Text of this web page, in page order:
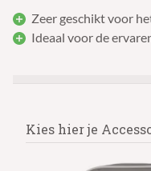
Zeer geschikt voor
Ideaal voor de
Kies hier je